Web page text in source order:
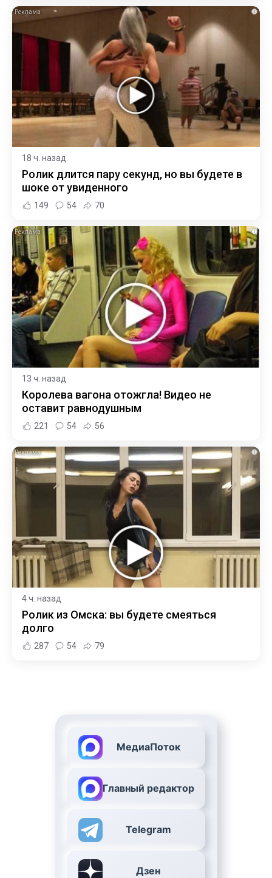
i
18 ч. назад
Ролик длится пару секунд, но вы будете в
шоке от увиденного
149 54 70
i
13 ч. назад
Королева вагона отожгла! Видео не
оставит равнодушным
221 54 56
i
4 ч. назад
Ролик из Омска: вы будете смеяться
долго
287 54 79
МедиаПоток
Главный редактор
Telegram
Дзен